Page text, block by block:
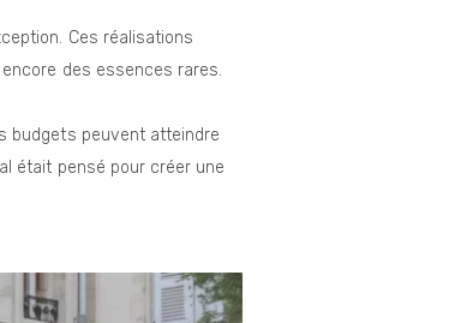
Ces réalisations
des essences rares.
budgets peuvent atteindre
était pensé pour créer une